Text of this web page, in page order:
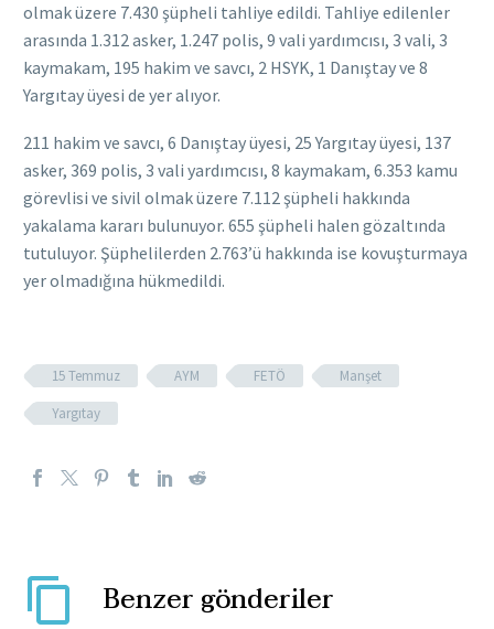
olmak üzere 7.430 şüpheli tahliye edildi. Tahliye edilenler
arasında 1.312 asker, 1.247 polis, 9 vali yardımcısı, 3 vali, 3
kaymakam, 195 hakim ve savcı, 2 HSYK, 1 Danıştay ve 8
Yargıtay üyesi de yer alıyor.
211 hakim ve savcı, 6 Danıştay üyesi, 25 Yargıtay üyesi, 137
asker, 369 polis, 3 vali yardımcısı, 8 kaymakam, 6.353 kamu
görevlisi ve sivil olmak üzere 7.112 şüpheli hakkında
yakalama kararı bulunuyor. 655 şüpheli halen gözaltında
tutuluyor. Şüphelilerden 2.763’ü hakkında ise kovuşturmaya
yer olmadığına hükmedildi.
15 Temmuz AYM FETÖ
Manşet
Yargıtay
Benzer gönderiler